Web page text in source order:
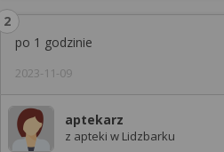
po 1 godzinie
2023-11-09
aptekarz
z apteki w Lidzbarku